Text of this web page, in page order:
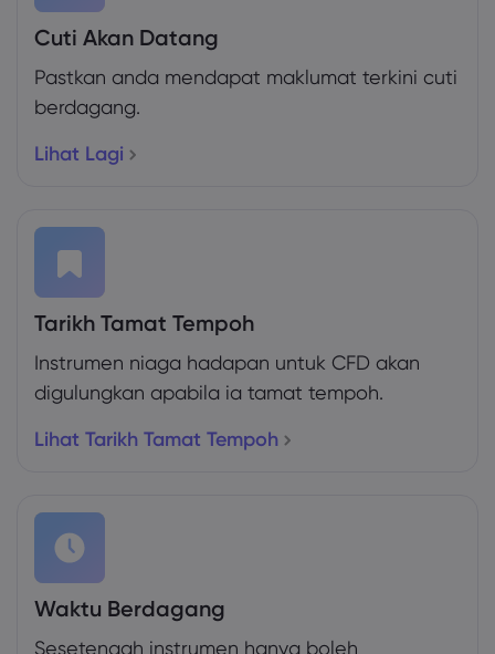
Cuti Akan Datang
Pastkan anda mendapat maklumat terkini cuti
berdagang.
Lihat Lagi
Tarikh Tamat Tempoh
Instrumen niaga hadapan untuk CFD akan
digulungkan apabila ia tamat tempoh.
Lihat Tarikh Tamat Tempoh
Waktu Berdagang
Sesetengah instrumen hanya boleh